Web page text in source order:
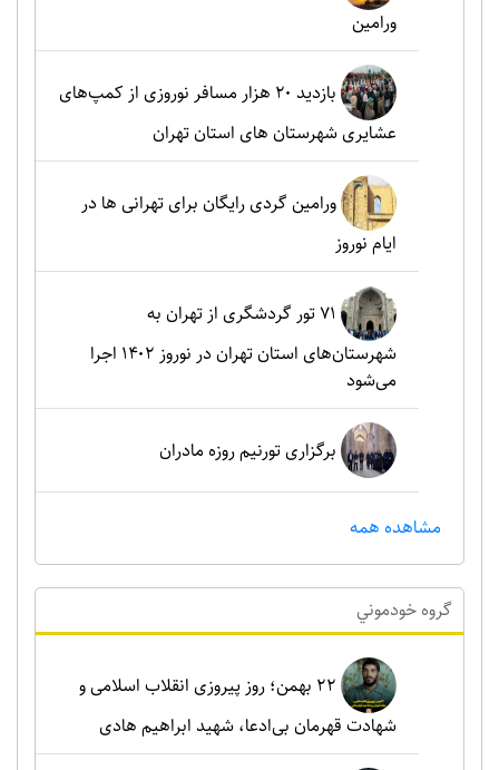
ورامین
بازدید ۲۰ هزار مسافر نوروزی از کمپ‌های
عشایری شهرستان های استان تهران
ورامین گردی رایگان برای تهرانی ها در
ایام نوروز
۷۱ تور گردشگری از تهران به
شهرستان‌های استان تهران در نوروز ۱۴۰۲ اجرا
می‌شود
برگزاری تورنیم روزه مادران
مشاهده همه
گروه خودموني
۲۲ بهمن؛ روز پیروزی انقلاب اسلامی و
شهادت قهرمان بی‌ادعا، شهید ابراهیم هادی